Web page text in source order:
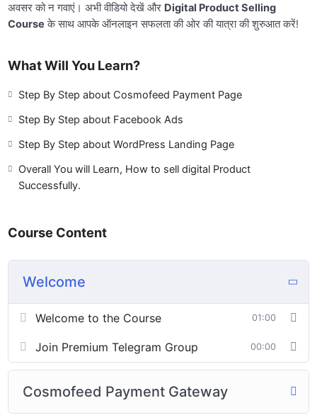
अवसर को न गवाएं। अभी वीडियो देखें और Digital Product Selling
Course के साथ आपके ऑनलाइन सफलता की ओर की यात्रा की शुरुआत करें!
What Will You Learn?
Step By Step about Cosmofeed Payment Page
Step By Step about Facebook Ads
Step By Step about WordPress Landing Page
Overall You will Learn, How to sell digital Product
Successfully.
Course Content
Welcome
Welcome to the Course 01:00
Join Premium Telegram Group 00:00
Cosmofeed Payment Gateway